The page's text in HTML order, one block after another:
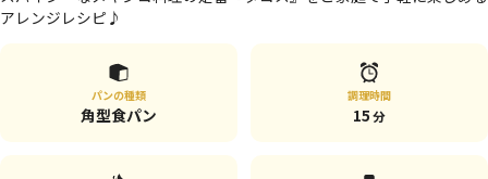
アレンジレシピ♪
パンの種類
角型食パン
調理時間
15 分